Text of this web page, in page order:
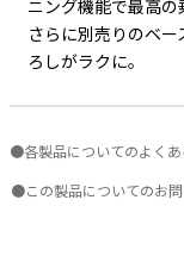
ニング機能で最高の
さらに別売りのベ
ろしがラクに。
●各製品についてのよく
●この製品についてのお